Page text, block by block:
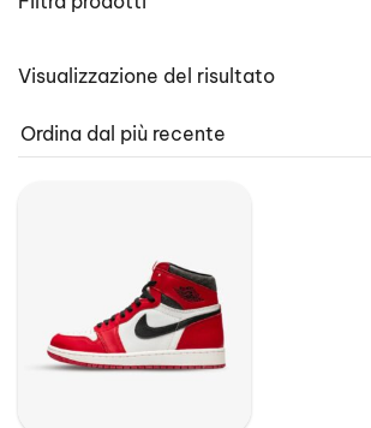
Visualizzazione del risultato